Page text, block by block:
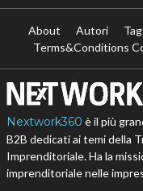
About Autori
Terms&Conditions
Nextwork360 è il più
B2B dedicati ai temi della
Imprenditoriale. Ha la
imprenditoriale nelle